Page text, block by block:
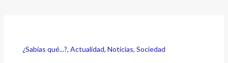
¿Sabías qué...?,Actualidad,Noticias,Sociedad